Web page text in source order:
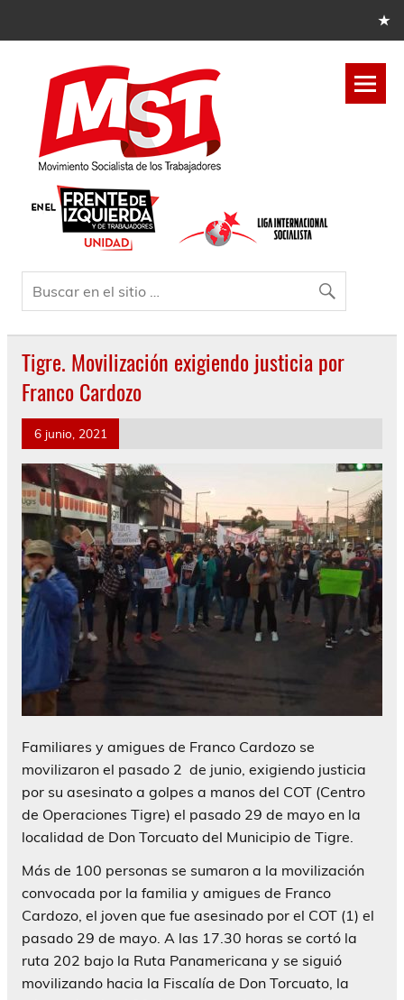
Tigre. Movilización exigiendo justicia por
Franco Cardozo
6 junio, 2021
Familiares y amigues de Franco Cardozo se
movilizaron el pasado 2 de junio, exigiendo justicia
por su asesinato a golpes a manos del COT (Centro
de Operaciones Tigre) el pasado 29 de mayo en la
localidad de Don Torcuato del Municipio de Tigre.
Más de 100 personas se sumaron a la movilización
convocada por la familia y amigues de Franco
Cardozo, el joven que fue asesinado por el COT (1) el
pasado 29 de mayo. A las 17.30 horas se cortó la
ruta 202 bajo la Ruta Panamericana y se siguió
movilizando hacia la Fiscalía de Don Torcuato, la